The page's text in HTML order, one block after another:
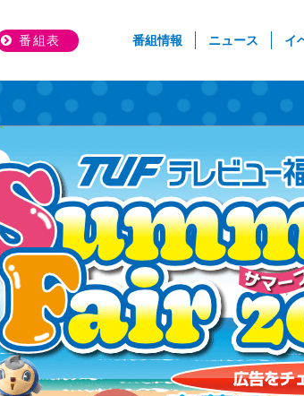
番組情報 (current)
ニュース イ
番組表